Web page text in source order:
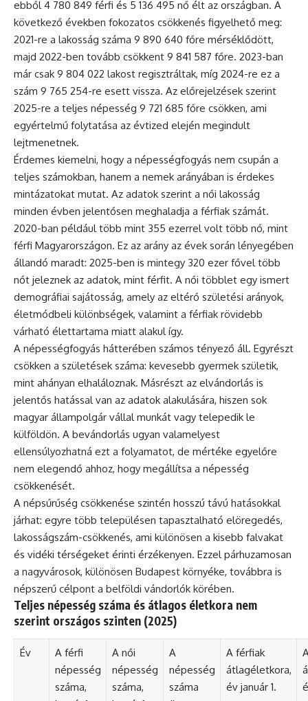
ebből 4 780 849 férfi és 5 136 495 nő élt az országban. A
következő években fokozatos csökkenés figyelhető meg:
2021-re a lakosság száma 9 890 640 főre mérséklődött,
majd 2022-ben tovább csökkent 9 841 587 főre. 2023-ban
már csak 9 804 022 lakost regisztráltak, míg 2024-re ez a
szám 9 765 254-re esett vissza. Az előrejelzések szerint
2025-re a teljes népesség 9 721 685 főre csökken, ami
egyértelmű folytatása az évtized elején megindult
lejtmenetnek.
Érdemes kiemelni, hogy a népességfogyás nem csupán a
teljes számokban, hanem a nemek arányában is érdekes
mintázatokat mutat. Az adatok szerint a női lakosság
minden évben jelentősen meghaladja a férfiak számát.
2020-ban például több mint 355 ezerrel volt több nő, mint
férfi Magyarországon. Ez az arány az évek során lényegében
állandó maradt: 2025-ben is mintegy 320 ezer fővel több
nőt jeleznek az adatok, mint férfit. A női többlet egy ismert
demográfiai sajátosság, amely az eltérő születési arányok,
életmódbeli különbségek, valamint a férfiak rövidebb
várható élettartama miatt alakul így.
A népességfogyás hátterében számos tényező áll. Egyrészt
csökken a születések száma: kevesebb gyermek születik,
mint ahányan elhaláloznak. Másrészt az elvándorlás is
jelentős hatással van az adatok alakulására, hiszen sok
magyar állampolgár vállal munkát vagy telepedik le
külföldön. A bevándorlás ugyan valamelyest
ellensúlyozhatná ezt a folyamatot, de mértéke egyelőre
nem elegendő ahhoz, hogy megállítsa a népesség
csökkenését.
A népsűrűség csökkenése szintén hosszú távú hatásokkal
járhat: egyre több településen tapasztalható elöregedés,
lakosságszám-csökkenés, ami különösen a kisebb falvakat
és vidéki térségeket érinti érzékenyen. Ezzel párhuzamosan
a nagyvárosok, különösen Budapest környéke, továbbra is
népszerű célpont a belföldi vándorlók körében.
Teljes népesség száma és átlagos életkora nem
szerint országos szinten (2025)
Év
A férfi
népesség
száma,
A női
népesség
száma,
A
népesség
száma
A férfiak
átlagéletkora,
év január 1.